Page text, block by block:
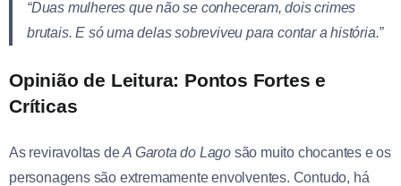
“Duas mulheres que não se conheceram, dois crimes
brutais. E só uma delas sobreviveu para contar a história.”
Opinião de Leitura: Pontos Fortes e
Críticas
As reviravoltas deA Garota do Lago são muito chocantes e os
personagens são extremamente envolventes. Contudo, há